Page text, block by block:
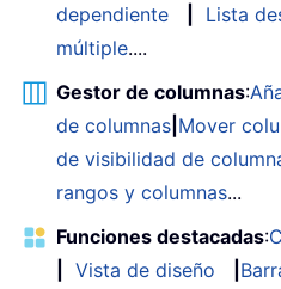
dependiente
Lista
múltiple....
Gestor de columnas:
de columnas Mover
de visibilidad de
rangos y columnas...
Funciones destacadas:
Vista de diseño